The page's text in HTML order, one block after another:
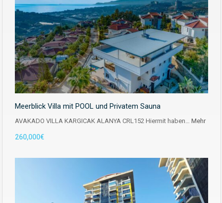
Meerblick Villa mit POOL und Privatem Sauna
AVAKADO VILLA KARGICAK ALANYA CRL152 Hiermit haben… Mehr
260,000€